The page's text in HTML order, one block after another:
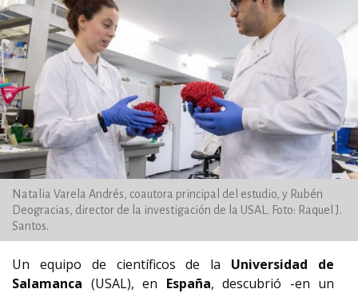
Natalia Varela Andrés, coautora principal del estudio, y Rubén
Deogracias, director de la investigación de la USAL. Foto: Raquel J.
Santos.
Un equipo de científicos de la Universidad de
Salamanca (USAL), en España, descubrió -en un